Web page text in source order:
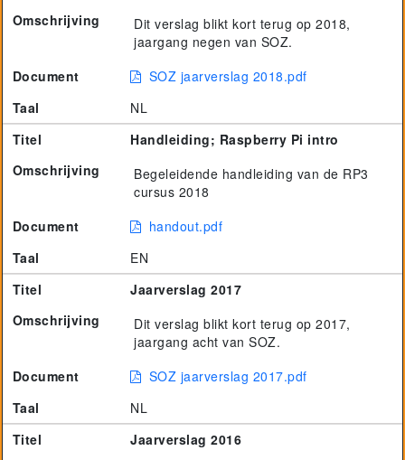
Omschrijving
Dit verslag blikt kort terug op 2018,
jaargang negen van SOZ.
Document
SOZ jaarverslag 2018.pdf
Taal
NL
Titel
Handleiding; Raspberry Pi intro
Omschrijving
Begeleidende handleiding van de RP3
cursus 2018
Document
handout.pdf
Taal
EN
Titel
Jaarverslag 2017
Omschrijving
Dit verslag blikt kort terug op 2017,
jaargang acht van SOZ.
Document
SOZ jaarverslag 2017.pdf
Taal
NL
Titel
Jaarverslag 2016